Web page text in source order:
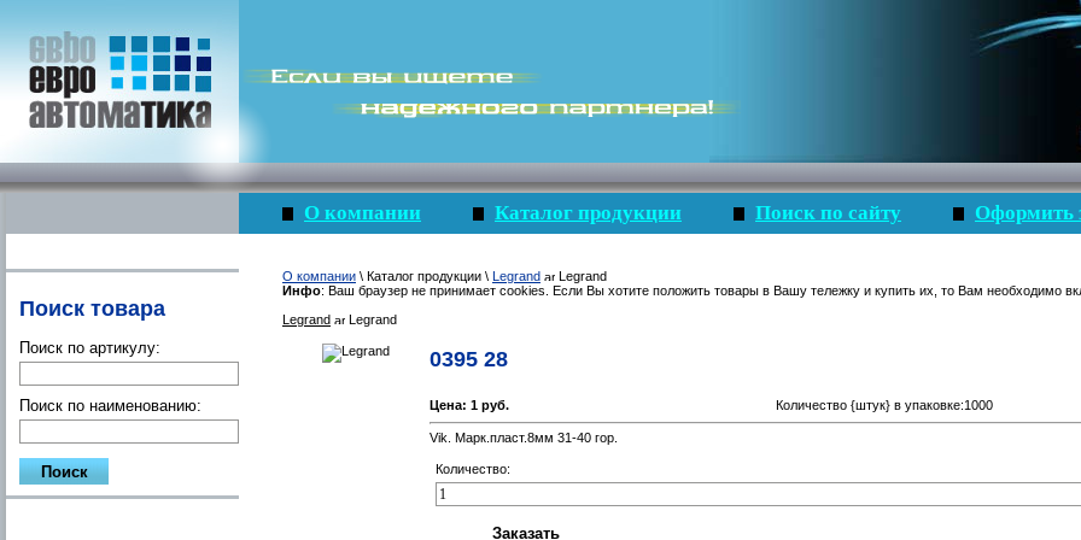
Поиск товара
Поиск по артикулу:
Поиск по наименованию:
О компании Каталог продукции Поиск по сайту Оформить
О компании \ Каталог продукции \ Legrand
Legrand
Инфо: Ваш браузер не принимает cookies. Если Вы хотите положить товары в Вашу тележку и купить их, то Вам необходимо
Legrand
Legrand
0395 28
Цена: 1 руб. Количество {штук} в упаковке:1000
Vik. Марк.пласт.8мм 31-40 гор.
Количество: